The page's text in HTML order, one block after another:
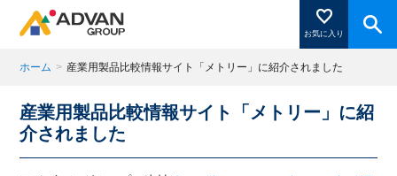
お気に入り
商品ページにある「お気に入り登録」を押すと登録した
商品がここに表示されます。
ホーム > 産業用製品比較情報サイト「メトリー」に紹介されました
産業用製品比較情報サイト「メトリー」に紹
介されました